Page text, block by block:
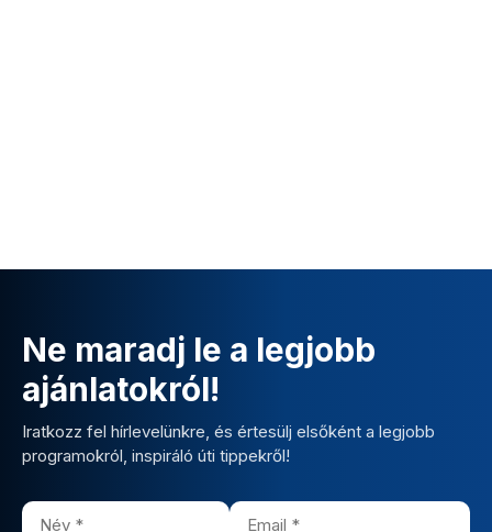
Ne maradj le a legjobb
ajánlatokról!
Iratkozz fel hírlevelünkre, és értesülj elsőként a legjobb
programokról, inspiráló úti tippekről!